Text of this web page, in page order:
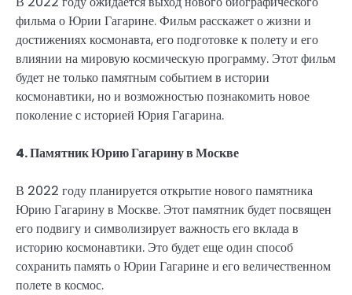
фильма о Юрии Гагарине. Фильм расскажет о жизни и
достижениях космонавта, его подготовке к полету и его
влиянии на мировую космическую программу. Этот фильм
будет не только памятным событием в истории
космонавтики, но и возможностью познакомить новое
поколение с историей Юрия Гагарина.
4. Памятник Юрию Гагарину в Москве
В 2022 году планируется открытие нового памятника
Юрию Гагарину в Москве. Этот памятник будет посвящен
его подвигу и символизирует важность его вклада в
историю космонавтики. Это будет еще один способ
сохранить память о Юрии Гагарине и его величественном
полете в космос.